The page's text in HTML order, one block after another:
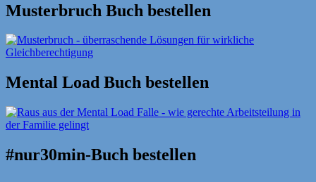
Musterbruch Buch bestellen
Mental Load Buch bestellen
#nur30min-Buch bestellen